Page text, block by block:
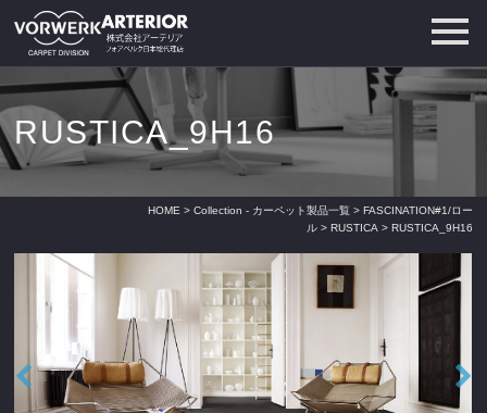
RUSTICA_9H16
HOME > Collection - カーペット製品一覧> FASCINATION#1/ロー
ル> RUSTICA > RUSTICA_9H16